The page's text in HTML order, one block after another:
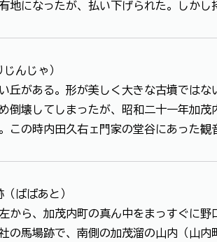
地になったが、払い下げられた。しか
んじゃ）
丘がある。形が美しく大きな古墳では
倒壊してしまったが、昭和二十一年加
この時内田久右ェ門家の堂谷にあった観
ばばあと）
から、加茂内町の真ん中をまっすぐに
の馬場跡で、南側の加茂溜の山内（山